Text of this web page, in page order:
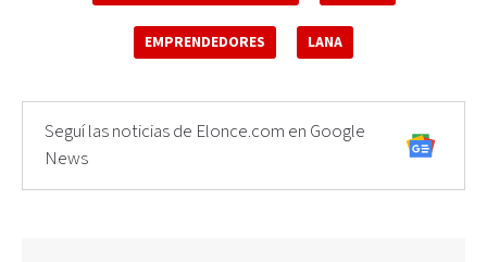
EMPRENDEDORES LANA
Seguí las noticias de Elonce.com en Google
News